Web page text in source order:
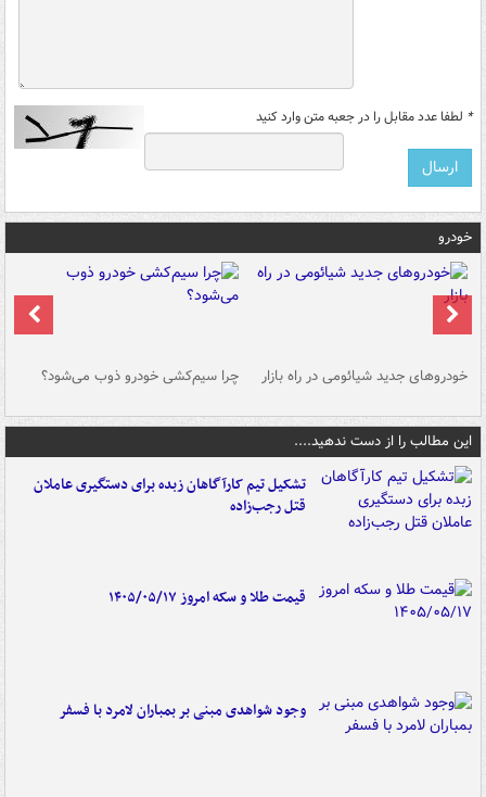
* لطفا عدد مقابل را در جعبه متن وارد کنید
خودرو
خودروهای جدید شیائومی در راه بازار چرا سیم‌کشی خودرو ذوب می‌شود؟
این مطالب را از دست ندهید....
تشکیل تیم کارآگاهان زبده برای دستگیری عاملان
قتل رجب‌زاده
قیمت طلا و سکه امروز ۱۴۰۵/۰۵/۱۷
وجود شواهدی مبنی بر بمباران لامرد با فسفر